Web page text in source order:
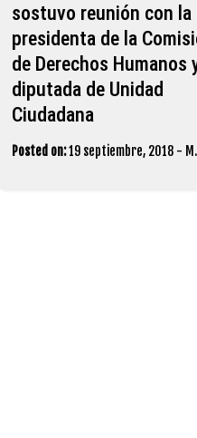
sostuvo reunión con la
presidenta de la
de Derechos Humanos
diputada de Unidad
Ciudadana
Posted on:19 septiembre, 2018-